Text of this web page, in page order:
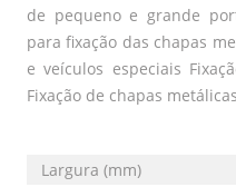
de pequeno e grande
para fixação das chapas
e veículos especiais
Fixação de chapas
Largura (mm)